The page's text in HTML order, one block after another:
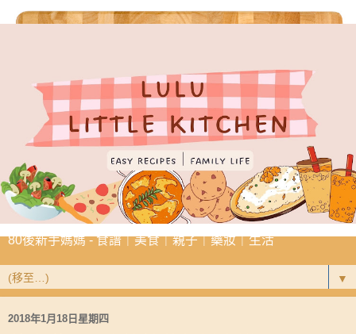
80後新手媽媽 - 食譜｜美食｜親子｜藥妝｜生活
▼
2018年1月18日星期四